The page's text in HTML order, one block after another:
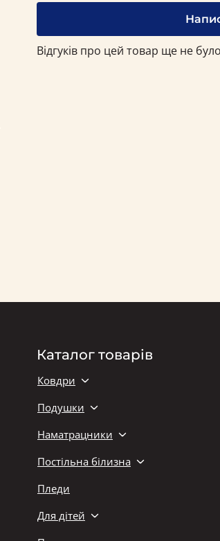
Відгуків про цей товар ще не
Каталог товарів
Ковдри
Подушки
Наматрацники
Постільна білизна
Пледи
Для дітей